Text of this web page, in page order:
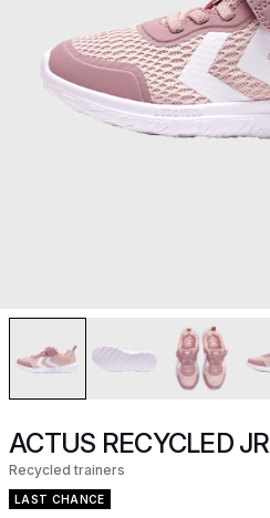
ACTUS RECYCLED JR
Recycled trainers
LAST CHANCE